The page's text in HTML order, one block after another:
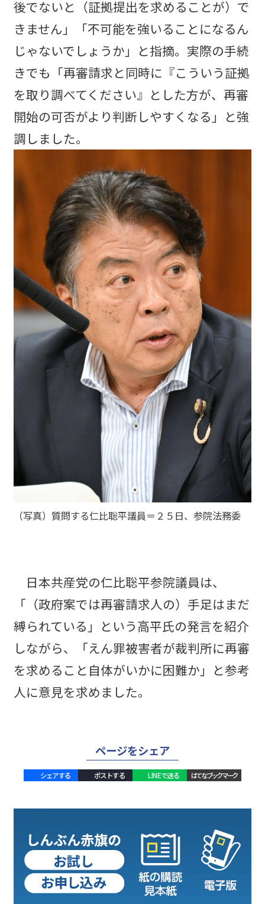
後でないと（証拠提出を求めることが）で
きません」「不可能を強いることになるん
じゃないでしょうか」と指摘。実際の手続
きでも「再審請求と同時に『こういう証拠
を取り調べてください』とした方が、再審
開始の可否がより判断しやすくなる」と強
調しました。
（写真）質問する仁比聡平議員＝２５日、参院法務委
日本共産党の仁比聡平参院議員は、
「（政府案では再審請求人の）手足はまだ
縛られている」という高平氏の発言を紹介
しながら、「えん罪被害者が裁判所に再審
を求めること自体がいかに困難か」と参考
人に意見を求めました。
ページをシェア
シェアする ポストする LINEで送る はてなブックマーク